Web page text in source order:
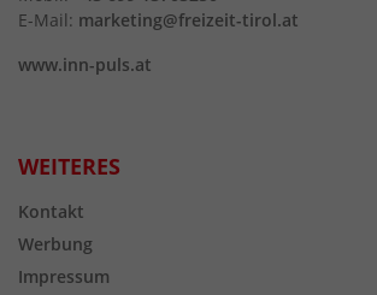
E-Mail: marketing@freizeit-tirol.at
www.inn-puls.at
WEITERES
Kontakt
Werbung
Impressum